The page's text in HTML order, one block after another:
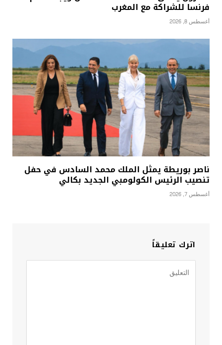
فرنسا للشراكة مع المغرب
أغسطس 8, 2026
ناصر بوريطة يمثل الملك محمد السادس في حفل
تنصيب الرئيس الكولومبي الجديد بكالي
أغسطس 7, 2026
اترك تعليقاً